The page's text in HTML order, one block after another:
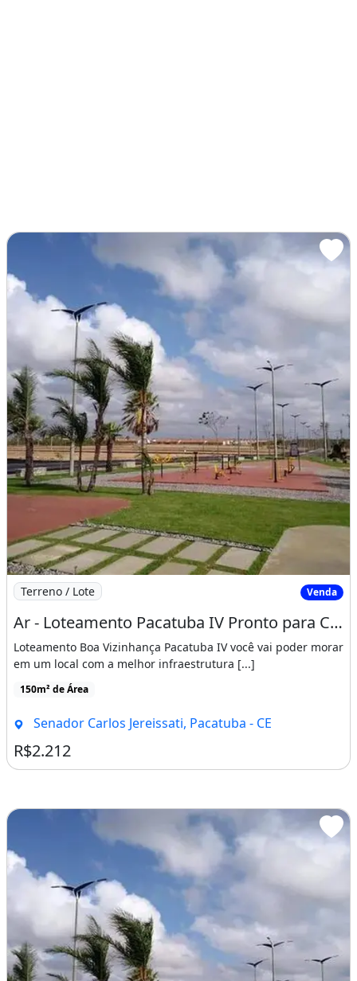
Imagem: Ar - Loteamento Pacatuba IV Pronto para
Terreno / Lote Venda
Ar - Loteamento Pacatuba IV Pronto para Construir Ao Lado da Heineken
Loteamento Boa Vizinhança Pacatuba IV você vai poder morar
em um local com a melhor infraestrutura [...]
150m² de Área
Senador Carlos Jereissati, Pacatuba - CE
R$2.212